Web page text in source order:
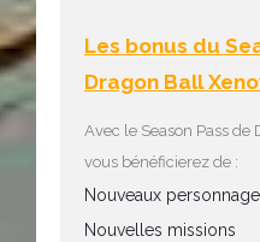
Les bonus du
Dragon Ball
Avec le Season Pass de
vous bénéficierez de :
Nouveaux
Nouvelles missions